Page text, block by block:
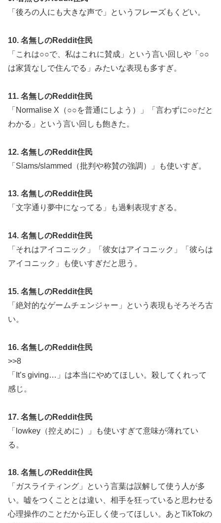
「後ろの人にも大きな声で」というフレーズもくどい。
10. 名無しのReddit住民
「これは○○で、私はこれに賛成」という言い回しや「○○
は家賃なしで住んでる」みたいな表現も多すぎ。
11. 名無しのReddit住民
「Normalise X（○○を普通にしよう）」「言わずに○○だと
わかる」という言い回しも飽きた。
12. 名無しのReddit住民
「Slams/slammed（批判や称賛の強調）」も使いすぎ。
13. 名無しのReddit住民
「文字通り夢中になってる」も過剰表現すぎる。
14. 名無しのReddit住民
「それはアイコニック」「彼女はアイコニック」「彼らは
アイコニック」も使いすぎだと思う。
15. 名無しのReddit住民
「絶対的なゲームチェンジャー」という表現もそろそろ古
い。
16. 名無しのReddit住民
>>8
「It’s giving…」は本当にやめてほしい。殺してくれって
感じ。
17. 名無しのReddit住民
「lowkey（控えめに）」も使いすぎて意味が薄れてい
る。
18. 名無しのReddit住民
「ガスライティング」という言葉は誤解して使う人が多
い。嘘をつくこととは違い、相手を狂っていると思わせる
心理操作のことだから正しく使ってほしい。あとTikTokの